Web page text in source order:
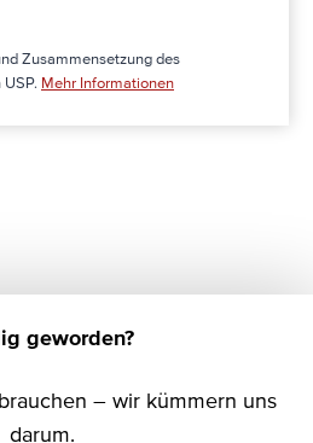
Zusammensetzung des
Mehr Informationen
geworden?
– wir kümmern uns
darum.